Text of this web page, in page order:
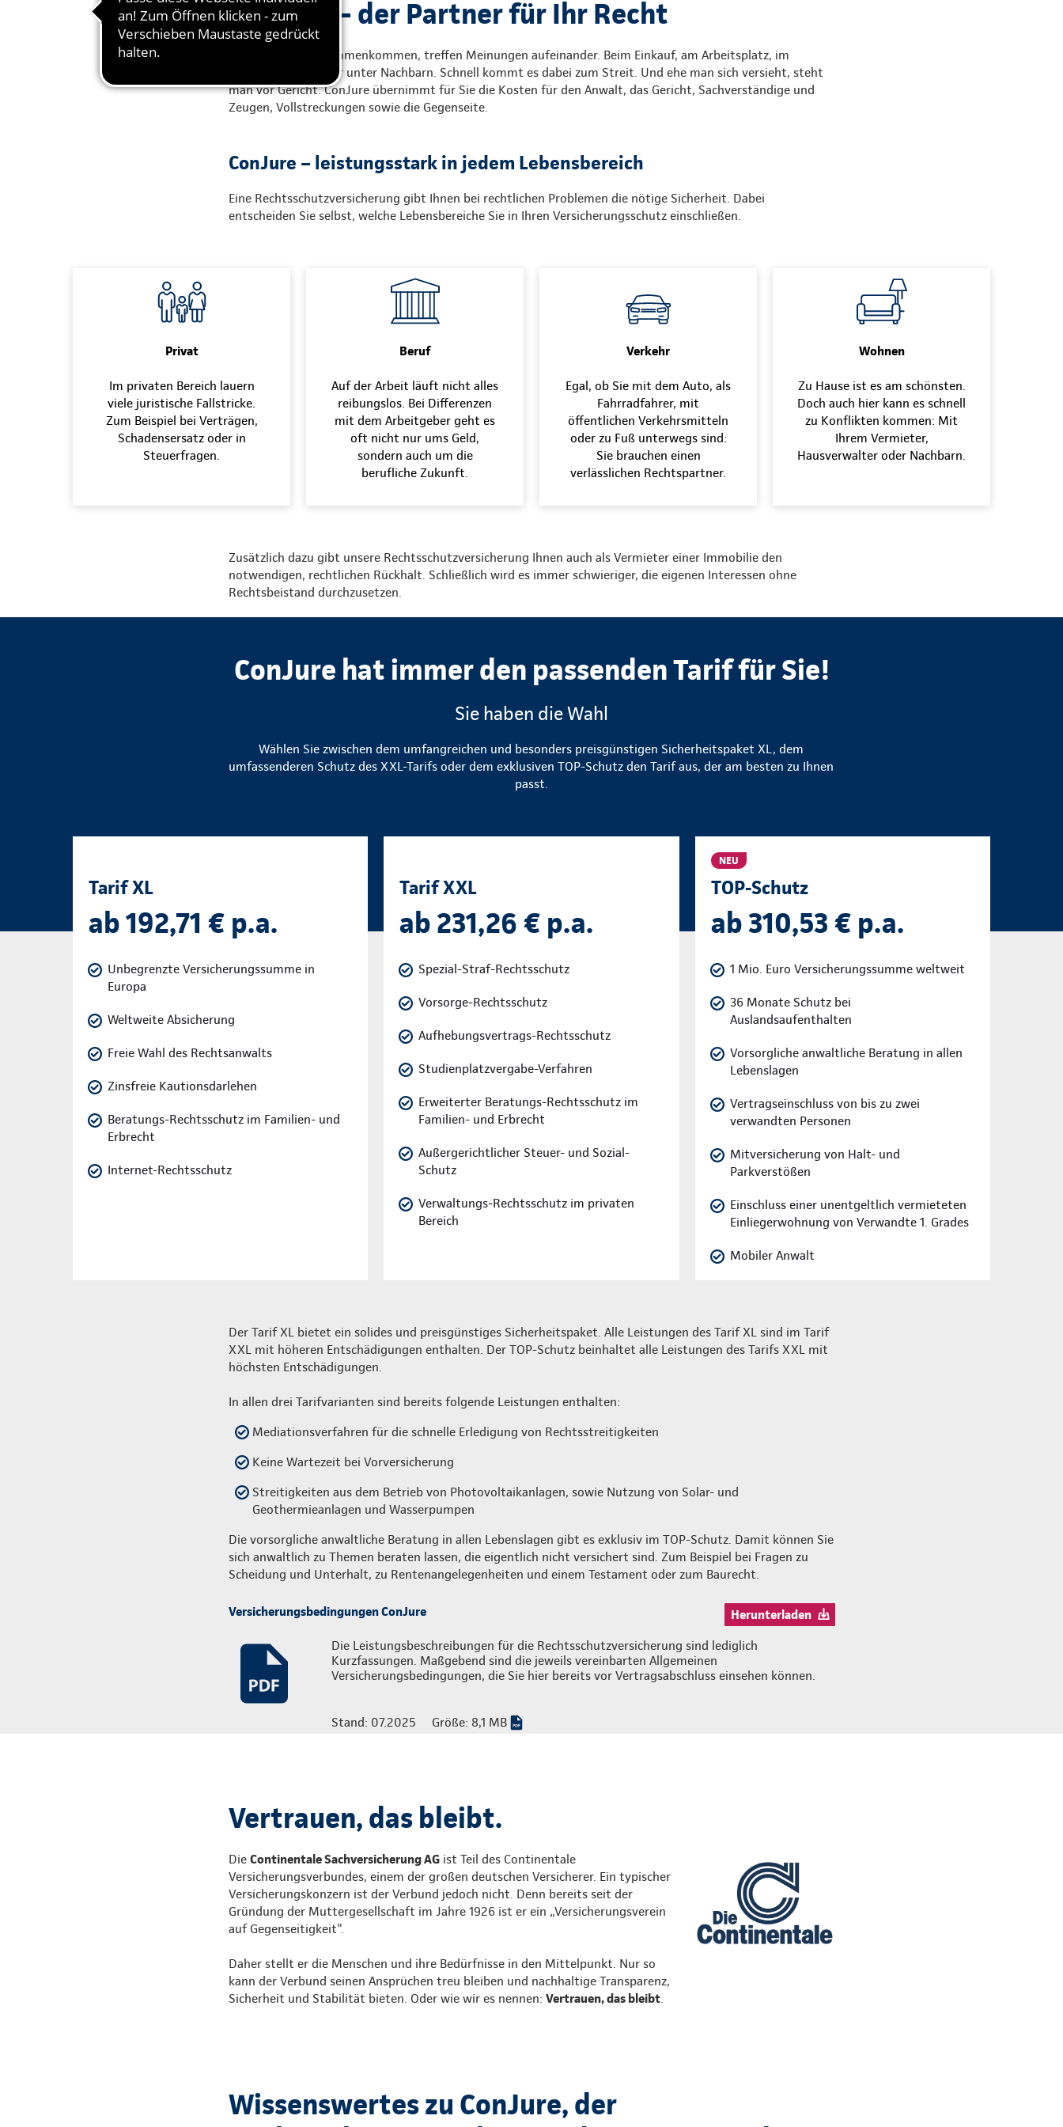
ConJure – der Partner für Ihr Recht
Wo Menschen zusammenkommen, treffen Meinungen aufeinander. Beim Einkauf, am Arbeitsplatz, im
Straßenverkehr oder unter Nachbarn. Schnell kommt es dabei zum Streit. Und ehe man sich versieht, steht
man vor Gericht. ConJure übernimmt für Sie die Kosten für den Anwalt, das Gericht, Sachverständige und
Zeugen, Vollstreckungen sowie die Gegenseite.
ConJure – leistungsstark in jedem Lebensbereich
Eine Rechtsschutzversicherung gibt Ihnen bei rechtlichen Problemen die nötige Sicherheit. Dabei
entscheiden Sie selbst, welche Lebensbereiche Sie in Ihren Versicherungsschutz einschließen.
Privat
Im privaten Bereich lauern
viele juristische Fallstricke.
Zum Beispiel bei Verträgen,
Schadensersatz oder in
Steuerfragen.
Beruf
Auf der Arbeit läuft nicht alles
reibungslos. Bei Differenzen
mit dem Arbeitgeber geht es
oft nicht nur ums Geld,
sondern auch um die
berufliche Zukunft.
Verkehr
Egal, ob Sie mit dem Auto, als
Fahrradfahrer, mit
öffentlichen Verkehrsmitteln
oder zu Fuß unterwegs sind:
Sie brauchen einen
verlässlichen Rechtspartner.
Wohnen
Zu Hause ist es am schönsten.
Doch auch hier kann es schnell
zu Konflikten kommen: Mit
Ihrem Vermieter,
Hausverwalter oder Nachbarn.
Zusätzlich dazu gibt unsere Rechtsschutzversicherung Ihnen auch als Vermieter einer Immobilie den
notwendigen, rechtlichen Rückhalt. Schließlich wird es immer schwieriger, die eigenen Interessen ohne
Rechtsbeistand durchzusetzen.
ConJure hat immer den passenden Tarif für Sie!
Sie haben die Wahl
Wählen Sie zwischen dem umfangreichen und besonders preisgünstigen Sicherheitspaket XL, dem
umfassenderen Schutz des XXL-Tarifs oder dem exklusiven TOP-Schutz den Tarif aus, der am besten zu Ihnen
passt.
Tarif XL
ab 192,71 € p.a.
Unbegrenzte Versicherungssumme in
Europa
Weltweite Absicherung
Freie Wahl des Rechtsanwalts
Zinsfreie Kautionsdarlehen
Beratungs-Rechtsschutz im Familien- und
Erbrecht
Internet-Rechtsschutz
Tarif XXL
ab 231,26 € p.a.
Spezial-Straf-Rechtsschutz
Vorsorge-Rechtsschutz
Aufhebungsvertrags-Rechtsschutz
Studienplatzvergabe-Verfahren
Erweiterter Beratungs-Rechtsschutz im
Familien- und Erbrecht
Außergerichtlicher Steuer- und Sozial-
Schutz
Verwaltungs-Rechtsschutz im privaten
Bereich
NEU
TOP-Schutz
ab 310,53 € p.a.
1 Mio. Euro Versicherungssumme weltweit
36 Monate Schutz bei
Auslandsaufenthalten
Vorsorgliche anwaltliche Beratung in allen
Lebenslagen
Vertragseinschluss von bis zu zwei
verwandten Personen
Mitversicherung von Halt- und
Parkverstößen
Einschluss einer unentgeltlich vermieteten
Einliegerwohnung von Verwandte 1. Grades
Mobiler Anwalt
Der Tarif XL bietet ein solides und preisgünstiges Sicherheitspaket. Alle Leistungen des Tarif XL sind im Tarif
XXL mit höheren Entschädigungen enthalten. Der TOP-Schutz beinhaltet alle Leistungen des Tarifs XXL mit
höchsten Entschädigungen.
In allen drei Tarifvarianten sind bereits folgende Leistungen enthalten:
Mediationsverfahren für die schnelle Erledigung von Rechtsstreitigkeiten
Keine Wartezeit bei Vorversicherung
Streitigkeiten aus dem Betrieb von Photovoltaikanlagen, sowie Nutzung von Solar- und
Geothermieanlagen und Wasserpumpen
Die vorsorgliche anwaltliche Beratung in allen Lebenslagen gibt es exklusiv im TOP-Schutz. Damit können Sie
sich anwaltlich zu Themen beraten lassen, die eigentlich nicht versichert sind. Zum Beispiel bei Fragen zu
Scheidung und Unterhalt, zu Rentenangelegenheiten und einem Testament oder zum Baurecht.
Versicherungsbedingungen ConJure Herunterladen
Die Leistungsbeschreibungen für die Rechtsschutzversicherung sind lediglich
Kurzfassungen. Maßgebend sind die jeweils vereinbarten Allgemeinen
Versicherungsbedingungen, die Sie hier bereits vor Vertragsabschluss einsehen können.
Stand: 07.2025 Größe: 8,1 MB
Vertrauen, das bleibt.
Die Continentale Sachversicherung AGist Teil des Continentale
Versicherungsverbundes, einem der großen deutschen Versicherer. Ein typischer
Versicherungskonzern ist der Verbund jedoch nicht. Denn bereits seit der
Gründung der Muttergesellschaft im Jahre 1926 ist er ein „Versicherungsverein
auf Gegenseitigkeit".
Daher stellt er die Menschen und ihre Bedürfnisse in den Mittelpunkt. Nur so
kann der Verbund seinen Ansprüchen treu bleiben und nachhaltige Transparenz,
Sicherheit und Stabilität bieten. Oder wie wir es nennen: Vertrauen, das bleibt.
Wissenswertes zu ConJure, der